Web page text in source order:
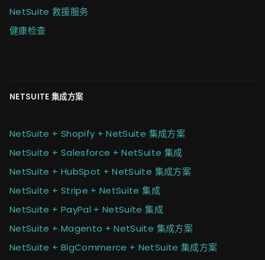
NetSuite 救援服务
健康检查
NETSUITE 集成方案
NetSuite + Shopify + NetSuite 集成方案
NetSuite + Salesforce + NetSuite 集成
NetSuite + HubSpot + NetSuite 集成方案
NetSuite + Stripe + NetSuite 集成
NetSuite + PayPal + NetSuite 集成
NetSuite + Magento + NetSuite 集成方案
NetSuite + BigCommerce + NetSuite 集成方案